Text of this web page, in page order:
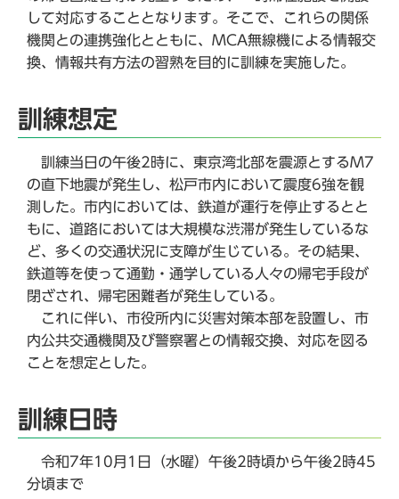
して対応することとなります。そこで、これらの関係
機関との連携強化とともに、MCA無線機による情報交
換、情報共有方法の習熟を目的に訓練を実施した。
訓練想定
訓練当日の午後2時に、東京湾北部を震源とするM7
の直下地震が発生し、松戸市内において震度6強を観
測した。市内においては、鉄道が運行を停止するとと
もに、道路においては大規模な渋滞が発生しているな
ど、多くの交通状況に支障が生じている。その結果、
鉄道等を使って通勤・通学している人々の帰宅手段が
閉ざされ、帰宅困難者が発生している。
これに伴い、市役所内に災害対策本部を設置し、市
内公共交通機関及び警察署との情報交換、対応を図る
ことを想定とした。
訓練日時
令和7年10月1日（水曜）午後2時頃から午後2時45
分頃まで